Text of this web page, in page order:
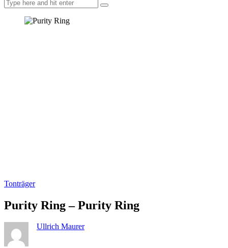
Tonträger
Purity Ring – Purity Ring
Ullrich Maurer